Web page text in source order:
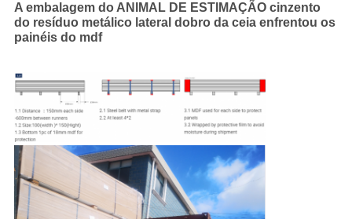
A embalagem do ANIMAL DE ESTIMAÇÃO cinzento
do resíduo metálico lateral dobro da ceia enfrentou os
painéis do mdf